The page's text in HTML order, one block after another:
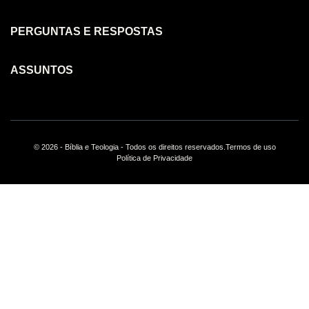
PERGUNTAS E RESPOSTAS
ASSUNTOS
© 2026 - Bíblia e Teologia - Todos os direitos reservados. Termos de uso
Política de Privacidade